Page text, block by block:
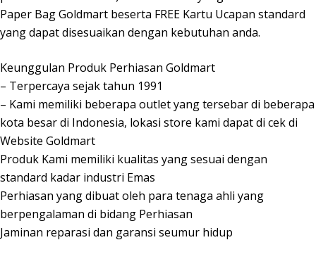
Paper Bag Goldmart beserta FREE Kartu Ucapan standard
yang dapat disesuaikan dengan kebutuhan anda.
Keunggulan Produk Perhiasan Goldmart
– Terpercaya sejak tahun 1991
– Kami memiliki beberapa outlet yang tersebar di beberapa
kota besar di Indonesia, lokasi store kami dapat di cek di
Website Goldmart
Produk Kami memiliki kualitas yang sesuai dengan
standard kadar industri Emas
Perhiasan yang dibuat oleh para tenaga ahli yang
berpengalaman di bidang Perhiasan
Jaminan reparasi dan garansi seumur hidup